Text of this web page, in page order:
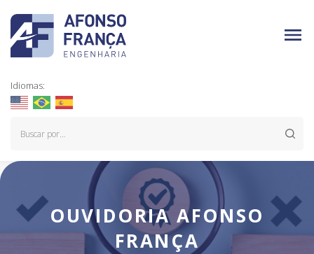
Idiomas:
OUVIDORIA AFONSO
FRANÇA